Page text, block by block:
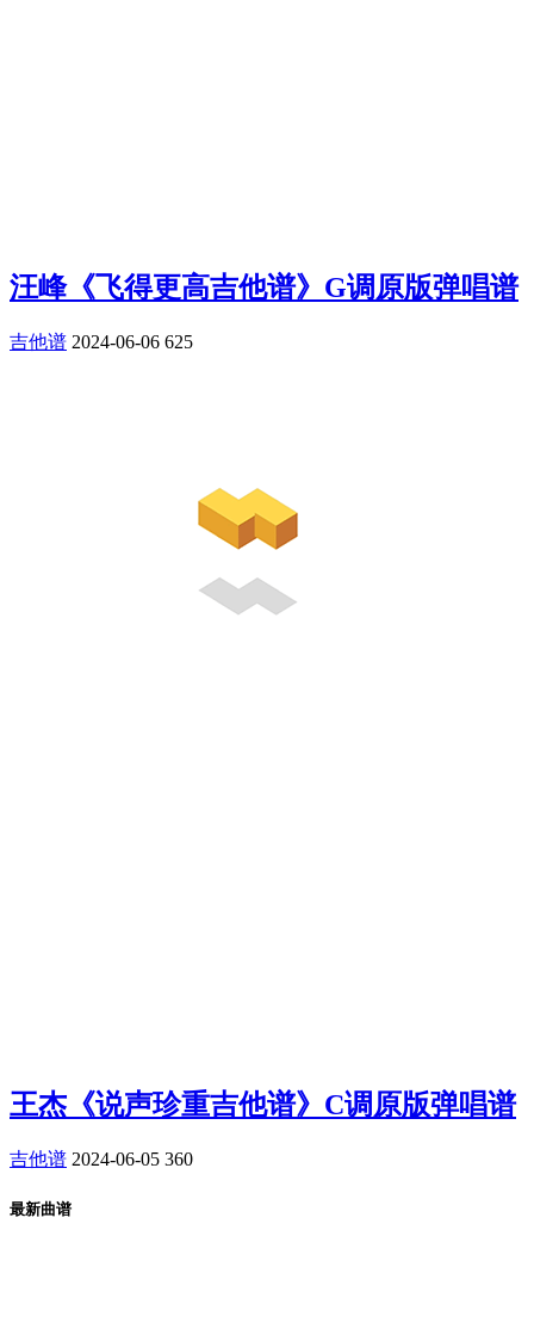
汪峰《飞得更高吉他谱》G调原版弹唱谱
吉他谱 2024-06-06 625
王杰《说声珍重吉他谱》C调原版弹唱谱
吉他谱 2024-06-05 360
最新曲谱